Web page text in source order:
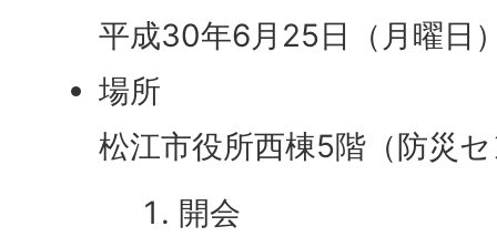
平成30年6月25日（月曜日
場所
松江市役所西棟5階（防災
開会